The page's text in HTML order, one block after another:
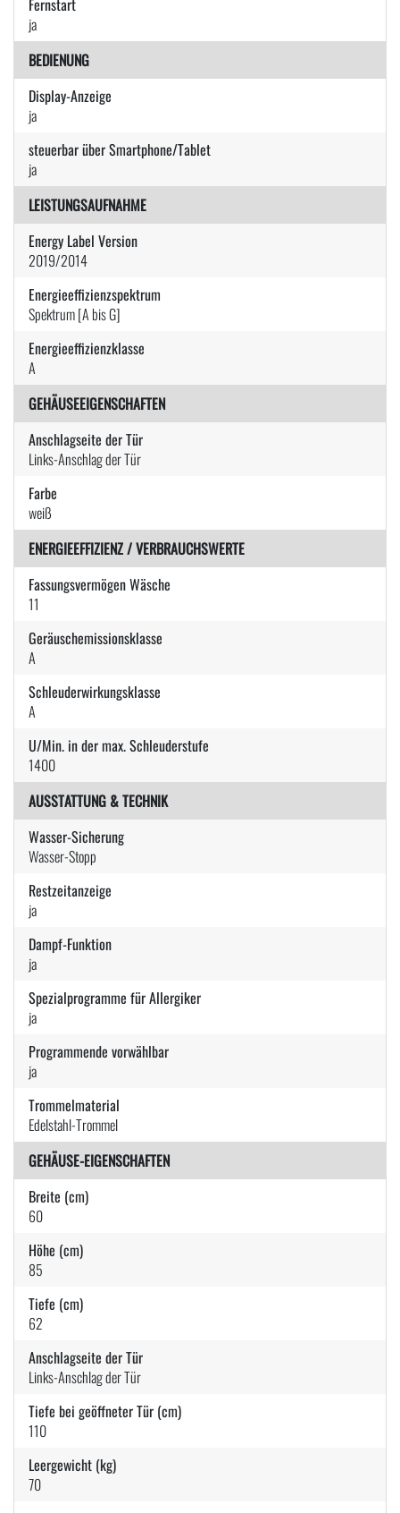
ja
BEDIENUNG
Display-Anzeige
ja
steuerbar über Smartphone/Tablet
ja
LEISTUNGSAUFNAHME
Energy Label Version
2019/2014
Energieeffizienzspektrum
Spektrum [A bis G]
Energieeffizienzklasse
A
GEHÄUSEEIGENSCHAFTEN
Anschlagseite der Tür
Links-Anschlag der Tür
Farbe
weiß
ENERGIEEFFIZIENZ / VERBRAUCHSWERTE
Fassungsvermögen Wäsche
11
Geräuschemissionsklasse
A
Schleuderwirkungsklasse
A
U/Min. in der max. Schleuderstufe
1400
AUSSTATTUNG & TECHNIK
Wasser-Sicherung
Wasser-Stopp
Restzeitanzeige
ja
Dampf-Funktion
ja
Spezialprogramme für Allergiker
ja
Programmende vorwählbar
ja
Trommelmaterial
Edelstahl-Trommel
GEHÄUSE-EIGENSCHAFTEN
Breite (cm)
60
Höhe (cm)
85
Tiefe (cm)
62
Anschlagseite der Tür
Links-Anschlag der Tür
Tiefe bei geöffneter Tür (cm)
110
Leergewicht (kg)
70